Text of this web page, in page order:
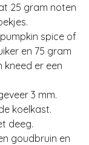
25 gram noten
spice of
en 75 gram
kneed er een
3 mm.
koelkast.
deeg.
goudbruin en